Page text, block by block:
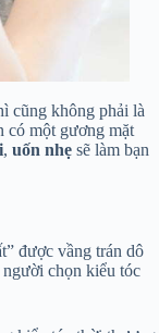
cũng không phải là
có một gương mặt
, uốn nhẹ sẽ làm bạn
được vầng trán dô
người chọn kiểu tóc